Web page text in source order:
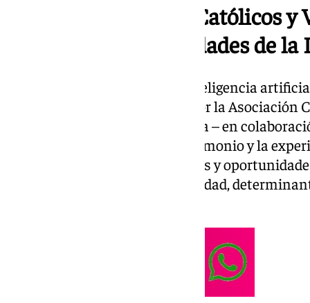
Las XVIII Jornadas Católicos
los retos y oportunidades de
Bajo el título QUO Vadis. La inteligencia
incertidumbre y organizadas por la Asociación
y la Archidiócesis de Sevilla – en
del Sur-, este foro recoge el testimonio y la
hasta mañana jueves los riesgos y
implantada ya en nuestra sociedad,